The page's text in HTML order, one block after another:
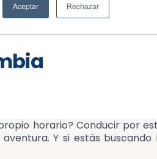
Aceptar Rechazar
horario? Conducir por
Y si estás buscando